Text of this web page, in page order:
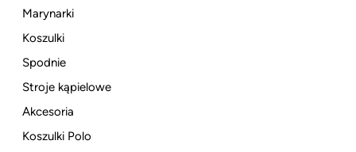
Marynarki
Koszulki
Spodnie
Stroje kąpielowe
Akcesoria
Koszulki Polo